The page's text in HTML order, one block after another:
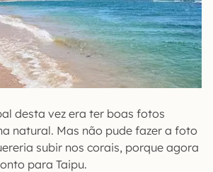
desta vez era ter boas fotos
natural. Mas não pude fazer a foto
subir nos corais, porque agora
para Taipu.